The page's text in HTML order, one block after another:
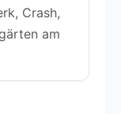
Crash,
am